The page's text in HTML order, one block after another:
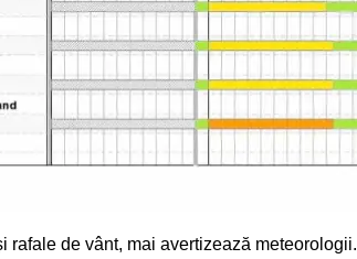
rafale de vânt, mai avertizează meteorologii.